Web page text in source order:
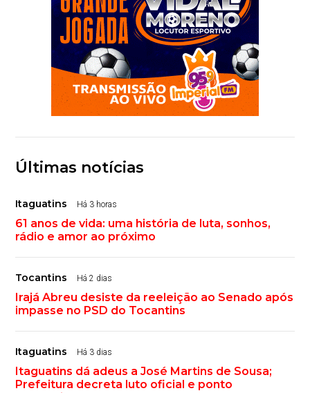
Últimas notícias
Itaguatins Há 3 horas
61 anos de vida: uma história de luta, sonhos,
rádio e amor ao próximo
Tocantins Há 2 dias
Irajá Abreu desiste da reeleição ao Senado após
impasse no PSD do Tocantins
Itaguatins Há 3 dias
Itaguatins dá adeus a José Martins de Sousa;
Prefeitura decreta luto oficial e ponto